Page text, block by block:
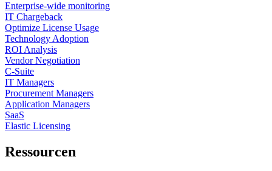
Enterprise-wide monitoring
IT Chargeback
Optimize License Usage
Technology Adoption
ROI Analysis
Vendor Negotiation
C-Suite
IT Managers
Procurement Managers
Application Managers
SaaS
Elastic Licensing
Ressourcen